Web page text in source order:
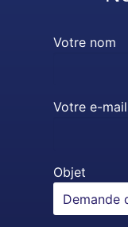
Votre nom
Votre e-mail
Objet